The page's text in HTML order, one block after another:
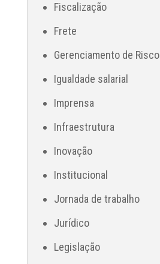
Fiscalização
Frete
Gerenciamento de Risco
Igualdade salarial
Imprensa
Infraestrutura
Inovação
Institucional
Jornada de trabalho
Jurídico
Legislação